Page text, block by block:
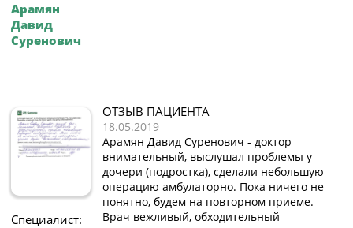
Арамян
Давид
Суренович
Специалист:
ОТЗЫВ ПАЦИЕНТА
18.05.2019
Арамян Давид Суренович - доктор
внимательный, выслушал проблемы у
дочери (подростка), сделали небольшую
операцию амбулаторно. Пока ничего не
понятно, будем на повторном приеме.
Врач вежливый, обходительный